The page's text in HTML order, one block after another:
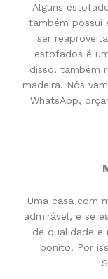
Alguns
também possui
ser
estofados é
disso, também
madeira. Nós
WhatsApp,
Uma casa com
admirável, e se
de qualidade e
bonito. Por